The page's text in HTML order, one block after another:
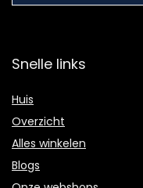
Snelle links
Huis
Overzicht
Alles winkelen
Blogs